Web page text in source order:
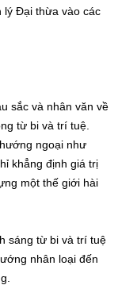
lý Đại thừa vào các
sắc và nhân văn về
từ bi và trí tuệ.
ngoại như
khẳng định giá trị
một thế giới hài
sáng từ bi và trí tuệ
nhân loại đến